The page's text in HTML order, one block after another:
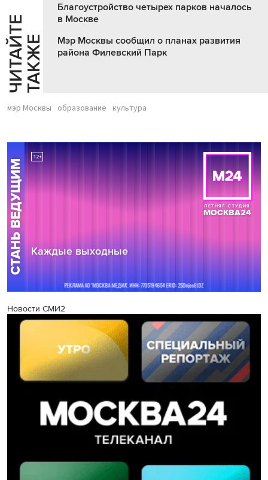
Ч
И
Т
АЙ
Т
Е
Т
А
К
ЖЕ
Благоустройство четырех парков началось
в Москве
Мэр Москвы сообщил о планах развития
района Филевский Парк
мэр Москвы образование культура
Новости СМИ2